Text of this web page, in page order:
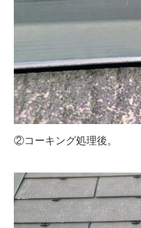
②コーキング処理後。